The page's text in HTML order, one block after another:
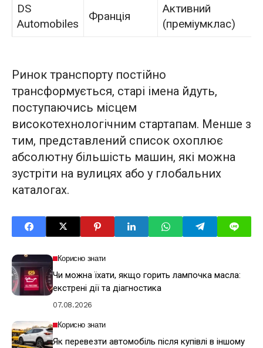
DS
Automobiles
Франція
Активний
(преміумклас)
Ринок транспорту постійно
трансформується, старі імена йдуть,
поступаючись місцем
високотехнологічним стартапам. Менше з
тим, представлений список охоплює
абсолютну більшість машин, які можна
зустріти на вулицях або у глобальних
каталогах.
Корисно знати
Чи можна їхати, якщо горить лампочка масла:
екстрені дії та діагностика
07.08.2026
Корисно знати
Як перевезти автомобіль після купівлі в іншому